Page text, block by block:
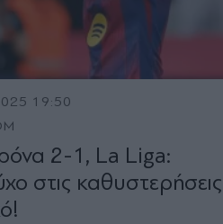
19:50
2-1, La Liga:
στις καθυστερήσεις